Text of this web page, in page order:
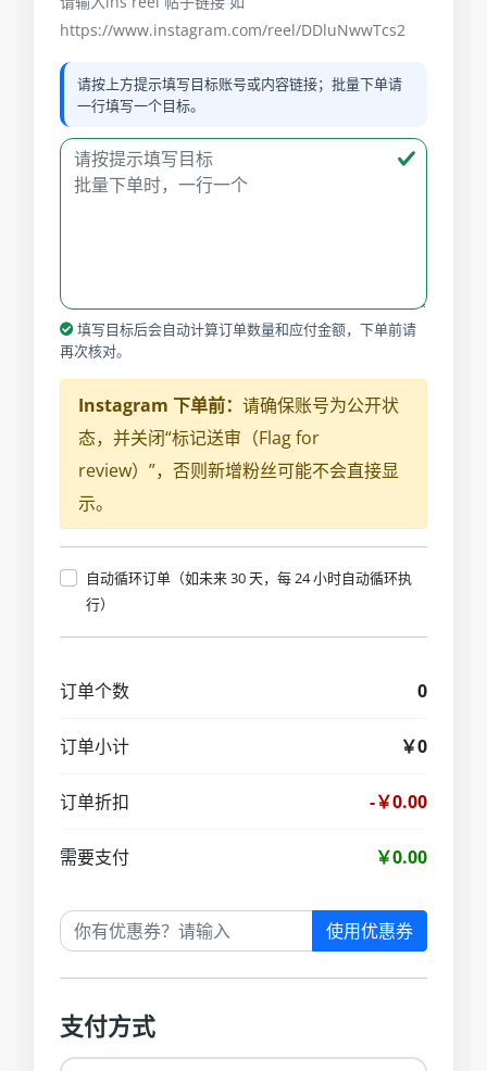
https://www.instagram.com/reel/DDluNwwTcs2
请按上方提示填写目标账号或内容链接；批量下单请
一行填写一个目标。
填写目标后会自动计算订单数量和应付金额，下单前请
再次核对。
Instagram 下单前： 请确保账号为公开状
态，并关闭“标记送审（Flag for
review）”，否则新增粉丝可能不会直接显
示。
自动循环订单（如未来 30 天，每 24 小时自动循环执
行）
订单个数 0
订单小计 ￥0
订单折扣 -￥0.00
需要支付 ￥0.00
使用优惠券
支付方式